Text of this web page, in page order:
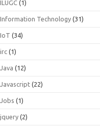
ILUGC (1)
Information Technology (31)
IoT (34)
irc (1)
Java (12)
Javascript (22)
Jobs (1)
jquery (2)